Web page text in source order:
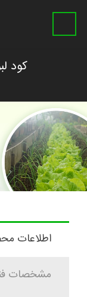
کود
اطلاعات
مشخصات